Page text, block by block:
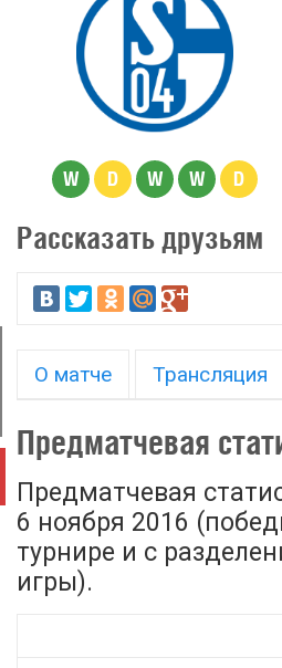
W D W W D
Рассказать друзьям
О матче Трансляция
Предматчевая
Предматчевая
6 ноября 2016
турнире и с
игры).